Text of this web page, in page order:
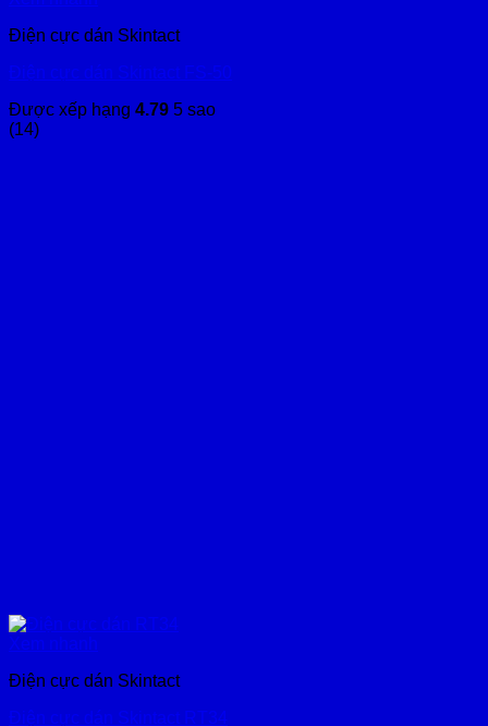
Điện cực dán Skintact
Điện cực dán Skintact FS-50
Được xếp hạng 4.79 5 sao
(14)
Xem nhanh
Điện cực dán Skintact
Điện cực dán Skintact RT34